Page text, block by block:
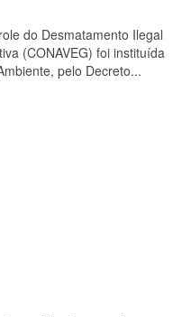
do Desmatamento Ilegal
(CONAVEG) foi instituída
pelo Decreto...